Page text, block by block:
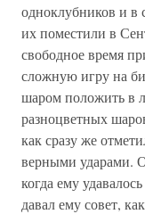
одноклубников и в
их поместили в
свободное время
сложную игру на
шаром положить в
разноцветных
как сразу же
верными ударами.
когда ему
давал ему совет,